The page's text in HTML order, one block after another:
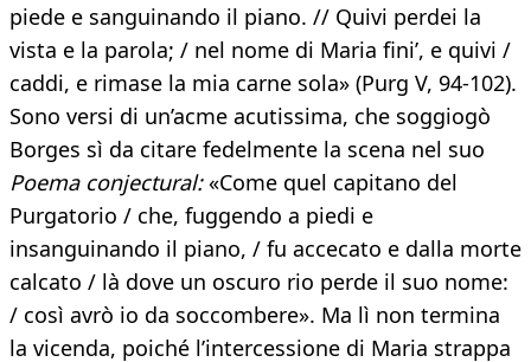
piede e sanguinando il piano. // Quivi perdei la
vista e la parola; / nel nome di Maria fini’, e quivi /
caddi, e rimase la mia carne sola» (Purg V, 94-102).
Sono versi di un’acme acutissima, che soggiogò
Borges sì da citare fedelmente la scena nel suo
Poema conjectural:«Come quel capitano del
Purgatorio / che, fuggendo a piedi e
insanguinando il piano, / fu accecato e dalla morte
calcato / là dove un oscuro rio perde il suo nome:
/ così avrò io da soccombere». Ma lì non termina
la vicenda, poiché l’intercessione di Maria strappa